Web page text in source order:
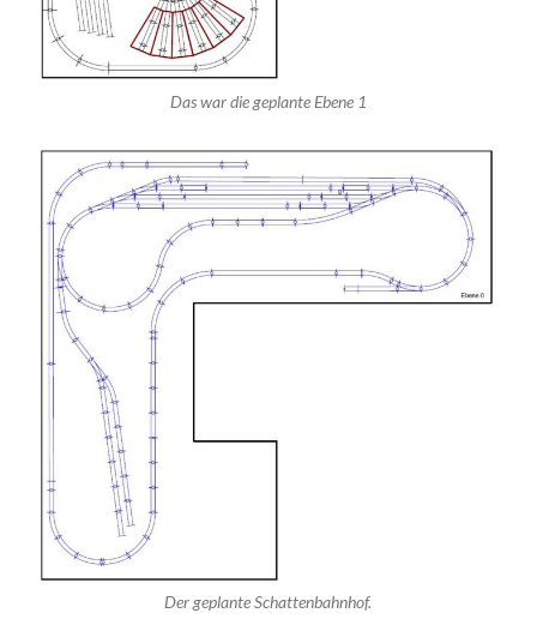
Das war die geplante Ebene 1
Der geplante Schattenbahnhof.